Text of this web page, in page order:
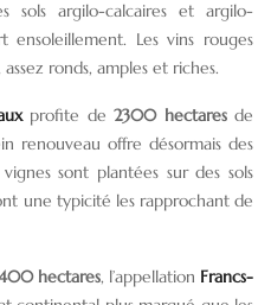
sols argilo-calcaires et argilo-
Les vins rouges
ronds, amples et riches.
profite de 2300 hectaresde
renouveau offre désormais des
sont plantées sur des sols
une typicité les rapprochant de
hectares, l’appellation Francs-